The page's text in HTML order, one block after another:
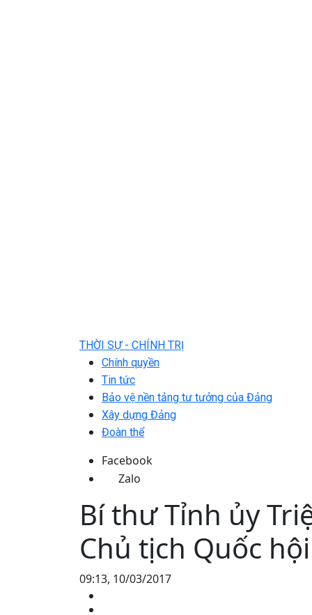
THỜI SỰ - CHÍNH TRỊ
Chính quyền
Tin tức
Bảo vệ nền tảng tư tưởng của Đảng
Xây dựng Đảng
Đoàn thể
Facebook
Zalo
Bí thư Tỉnh ủy
Chủ tịch Quốc
09:13, 10/03/2017